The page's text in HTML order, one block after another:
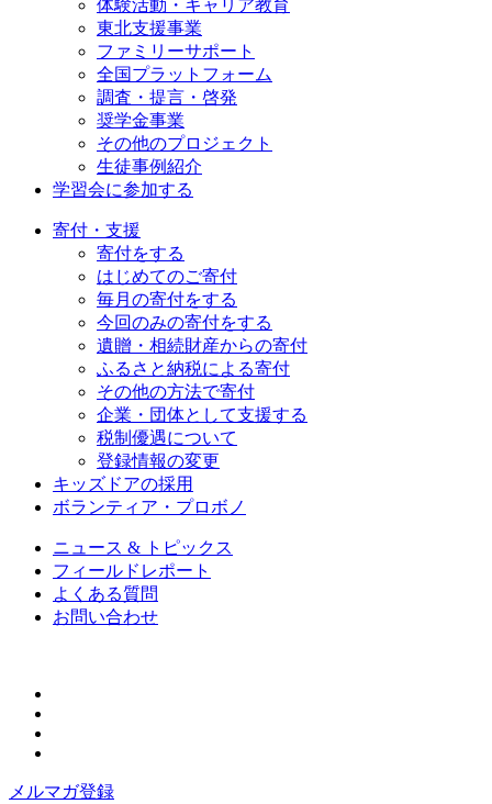
体験活動・キャリア教育
東北支援事業
ファミリーサポート
全国プラットフォーム
調査・提言・啓発
奨学金事業
その他のプロジェクト
生徒事例紹介
学習会に参加する
寄付・支援
寄付をする
はじめてのご寄付
毎月の寄付をする
今回のみの寄付をする
遺贈・相続財産からの寄付
ふるさと納税による寄付
その他の方法で寄付
企業・団体として支援する
税制優遇について
登録情報の変更
キッズドアの採用
ボランティア・プロボノ
ニュース & トピックス
フィールドレポート
よくある質問
お問い合わせ
メルマガ登録